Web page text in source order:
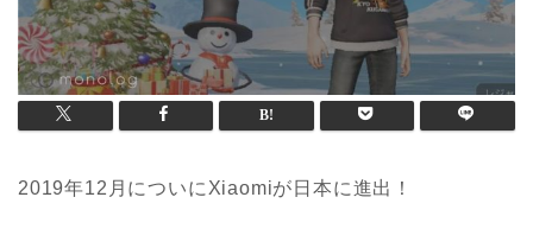
2019年12月についにXiaomiが日本に進出！